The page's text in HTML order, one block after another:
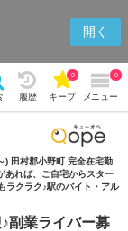
開く
履歴 キープ
0
メニュー
0
履歴
) 田村郡小野町 完全在宅勤
あれば、ご自宅からスター
ラクラク♪駅のバイト・アル
副業ライバー募